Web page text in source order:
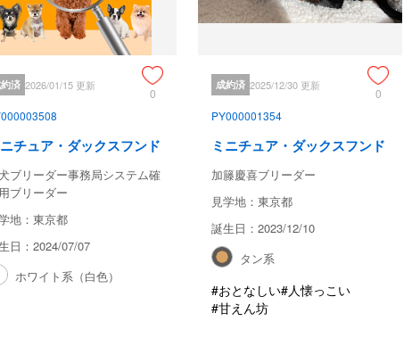
済 2026/01/15 更新
0
チュア・ダックスフンド
ブリーダー事務局システム確
ブリーダー
地：東京都
日：2024/07/07
ホワイト系（白色）
成約済 2025/12/30 更新
0
PY000001354
ミニチュア・ダックスフンド
加籐慶喜ブリーダー
見学地：東京都
誕生日：2023/12/10
タン系
#おとなしい#人懐っこい
#甘えん坊